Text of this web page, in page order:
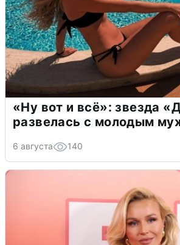
«Ну вот и всё»: звезда
развелась с молодым
6 августа 140